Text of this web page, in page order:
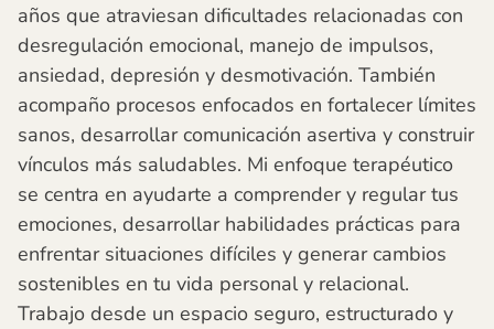
años que atraviesan dificultades relacionadas con
desregulación emocional, manejo de impulsos,
ansiedad, depresión y desmotivación. También
acompaño procesos enfocados en fortalecer límites
sanos, desarrollar comunicación asertiva y construir
vínculos más saludables. Mi enfoque terapéutico
se centra en ayudarte a comprender y regular tus
emociones, desarrollar habilidades prácticas para
enfrentar situaciones difíciles y generar cambios
sostenibles en tu vida personal y relacional.
Trabajo desde un espacio seguro, estructurado y